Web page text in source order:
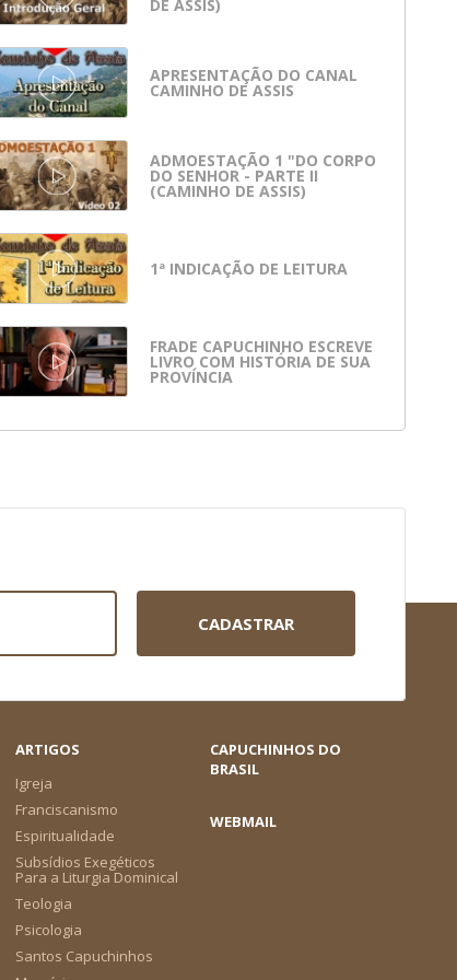
DE ASSIS)
APRESENTAÇÃO DO CANAL
CAMINHO DE ASSIS
ADMOESTAÇÃO 1 "DO CORPO
DO SENHOR - PARTE II
(CAMINHO DE ASSIS)
1ª INDICAÇÃO DE LEITURA
FRADE CAPUCHINHO ESCREVE
LIVRO COM HISTÓRIA DE SUA
PROVÍNCIA
CADASTRAR
ARTIGOS
Igreja
Franciscanismo
Espiritualidade
Subsídios Exegéticos
Para a Liturgia Dominical
Teologia
Psicologia
Santos Capuchinhos
CAPUCHINHOS DO
BRASIL
WEBMAIL